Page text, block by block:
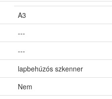
A3
---
---
lapbehúzós szkenner
Nem